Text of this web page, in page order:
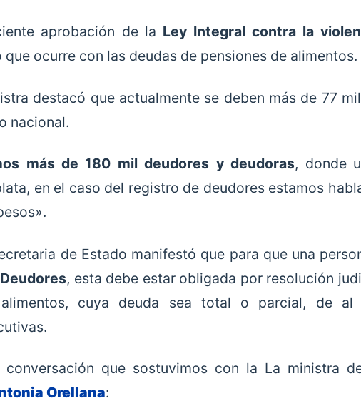
aprobación de la Ley Integral contra la
ocurre con las deudas de pensiones de alimentos.
destacó que actualmente se deben más de 77
nacional.
más de 180 mil deudores y deudoras, donde
en el caso del registro de deudores estamos
de Estado manifestó que para que una
, esta debe estar obligada por resolución
cuya deuda sea total o parcial, de al
conversación que sostuvimos con la La ministra
Orellana: